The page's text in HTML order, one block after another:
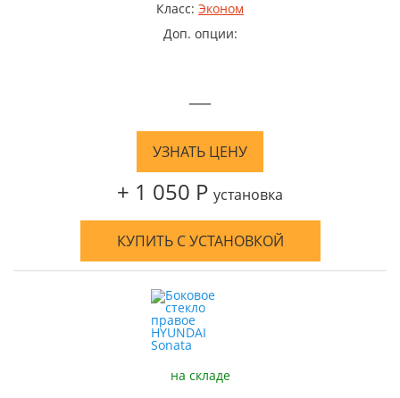
Класс: Эконом
Доп. опции:
—
УЗНАТЬ ЦЕНУ
+ 1 050 Р установка
КУПИТЬ С УСТАНОВКОЙ
на складе